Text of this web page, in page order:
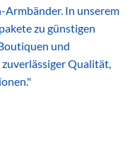
In unserem
zu günstigen
und
Qualität,